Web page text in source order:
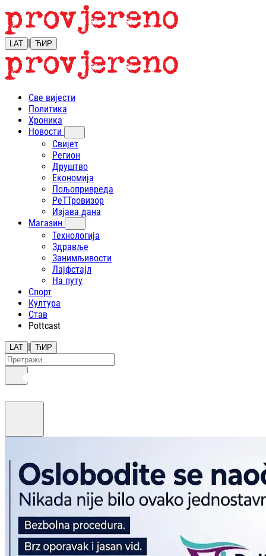
LAT | ЋИР
Све вијести
Политика
Хроника
Новости
Свијет
Регион
Друштво
Економија
Пољопривреда
РеТТровизор
Изјава дана
Магазин
Технологија
Здравље
Занимљивости
Лајфстajл
На путу
Спорт
Култура
Став
Pottcast
LAT | ЋИР